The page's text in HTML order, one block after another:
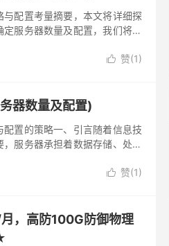
配置考量摘要，本文将详细探
服务器数量及配置，我们将从
的服务器数量以及每台服务器
 赞(1)
器数量及配置)
置的策略一、引言随着信息技
服务器承担着数据存储、处理
设过程中必须面对的问题，本
 赞(1)
，高防100G防御物理